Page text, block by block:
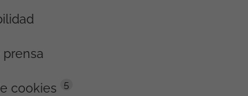
prensa
cookies 5